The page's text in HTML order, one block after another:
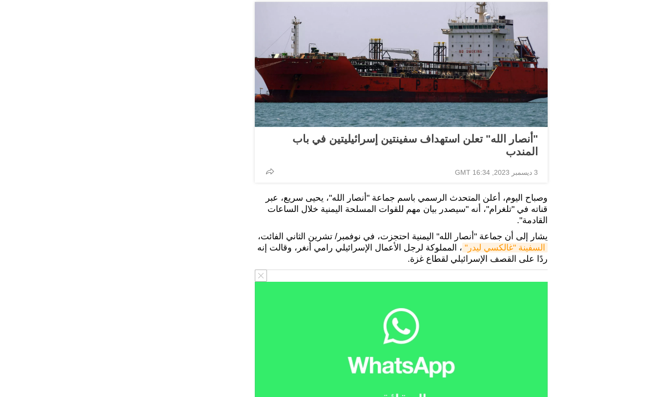
"أنصار الله" تعلن استهداف سفينتين إسرائيليتين في باب
المندب
3 ديسمبر 2023, 16:34 GMT
وصباح اليوم، أعلن المتحدث الرسمي باسم جماعة "أنصار الله"، يحيى سريع، عبر
قناته في "تلغرام"، أنه "سيصدر بيان مهم للقوات المسلحة اليمنية خلال الساعات
القادمة".
يشار إلى أن جماعة "أنصار الله" اليمنية احتجزت، في نوفمبر/ تشرين الثاني الفائت،
السفينة "غالكسي ليدر" ، المملوكة لرجل الأعمال الإسرائيلي رامي أنغر، وقالت إنه
ردًا على القصف الإسرائيلي لقطاع غزة.